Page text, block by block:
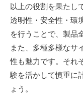
以上の役割を果たし
透明性・安全性・環
を行うことで、製品
また、多種多様なサ
性も魅力です。それ
験を活かして慎重に
ょう。